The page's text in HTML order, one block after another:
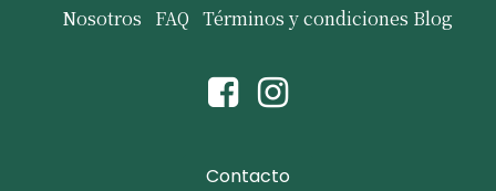
Nosotros FAQ Términos y condiciones Blog
Contacto